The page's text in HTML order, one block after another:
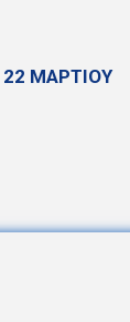
22 ΜΑΡΤΙΟΥ